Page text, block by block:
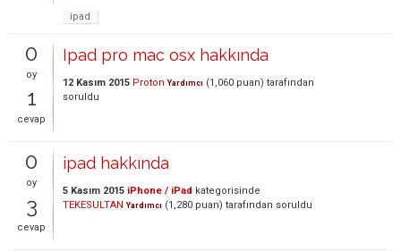
ipad
0
oy
1
cevap
Ipad pro mac osx hakkında
12 Kasım 2015 Proton Yardımcı (1,060 puan) tarafından
soruldu
0
oy
3
cevap
ipad hakkında
5 Kasım 2015 iPhone / iPad kategorisinde
TEKESULTAN Yardımcı (1,280 puan) tarafından soruldu